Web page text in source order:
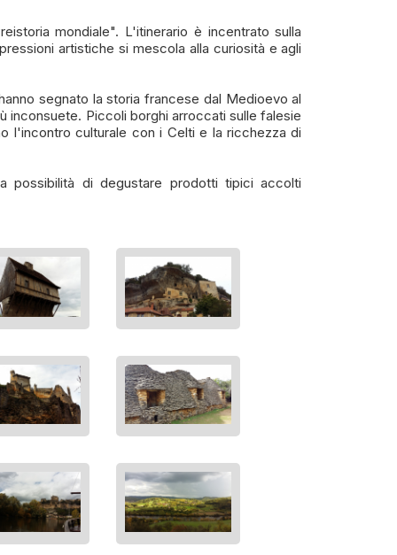
mondiale". L'itinerario è incentrato sulla
artistiche si mescola alla curiosità e agli
segnato la storia francese dal Medioevo al
inconsuete. Piccoli borghi arroccati sulle falesie
l'incontro culturale con i Celti e la ricchezza di
possibilità di degustare prodotti tipici accolti